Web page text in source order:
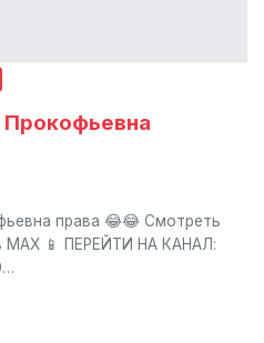
Прокофьевна
права 😂😂 Смотреть
МАХ 📱 ПЕРЕЙТИ НА КАНАЛ: